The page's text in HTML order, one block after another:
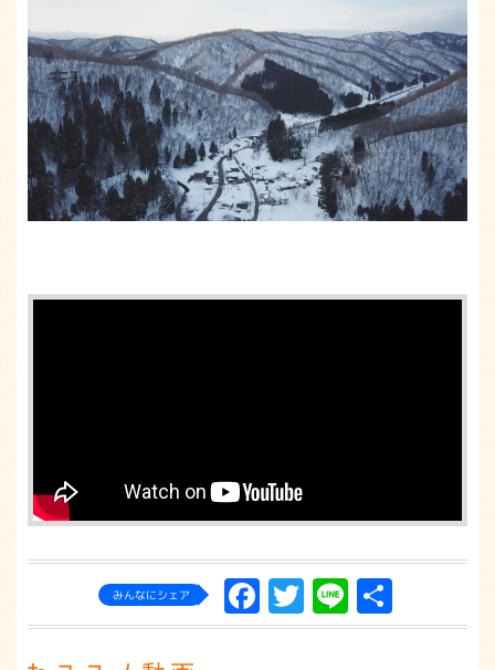
みんなにシェア Facebook
Twitter
Line
有